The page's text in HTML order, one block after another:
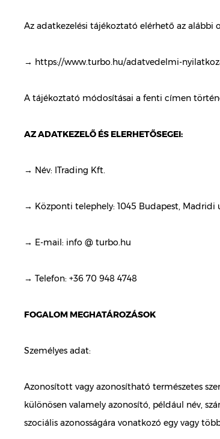
Az adatkezelési tájékoztató elérhető az alábbi
→ https://www.turbo.hu/adatvedelmi-
A tájékoztató módosításai a fenti címen
AZ ADATKEZELŐ ÉS ELERHETŐSEGEI:
→ Név: ITrading Kft.
→ Központi telephely: 1045 Budapest, Madridi
→ E-mail: info @ turbo.hu
→ Telefon: +36 70 948 4748
FOGALOM MEGHATÁROZÁSOK
Személyes adat:
Azonosított vagy azonosítható természetes
különösen valamely azonosító, például név,
szociális azonosságára vonatkozó egy vagy